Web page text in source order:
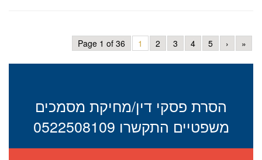
Page 1 of 36 1 2 3 4 5 › »
הסרת פסקי דין/מחיקת מסמכים
משפטיים התקשרו 0522508109